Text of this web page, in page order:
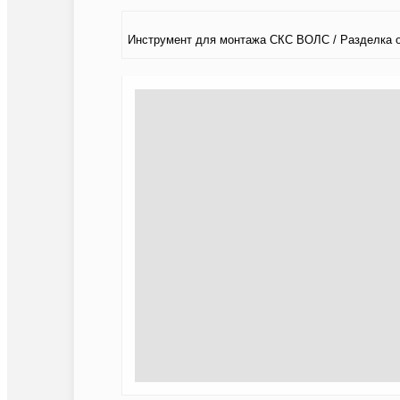
Инструмент для монтажа СКС ВОЛС / Разделка